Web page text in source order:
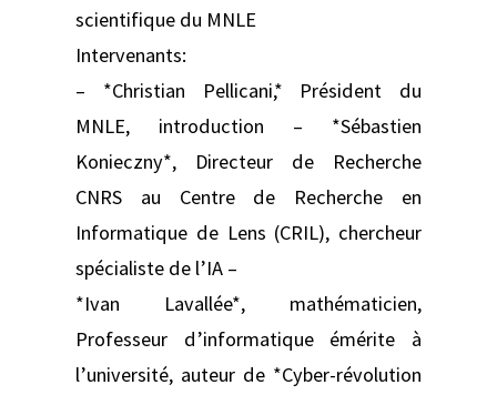
scientifique du MNLE
Intervenants:
– *Christian Pellicani,* Président du
MNLE, introduction – *Sébastien
Konieczny*, Directeur de Recherche
CNRS au Centre de Recherche en
Informatique de Lens (CRIL), chercheur
spécialiste de l’IA –
*Ivan Lavallée*, mathématicien,
Professeur d’informatique émérite à
l’université, auteur de *Cyber-révolution